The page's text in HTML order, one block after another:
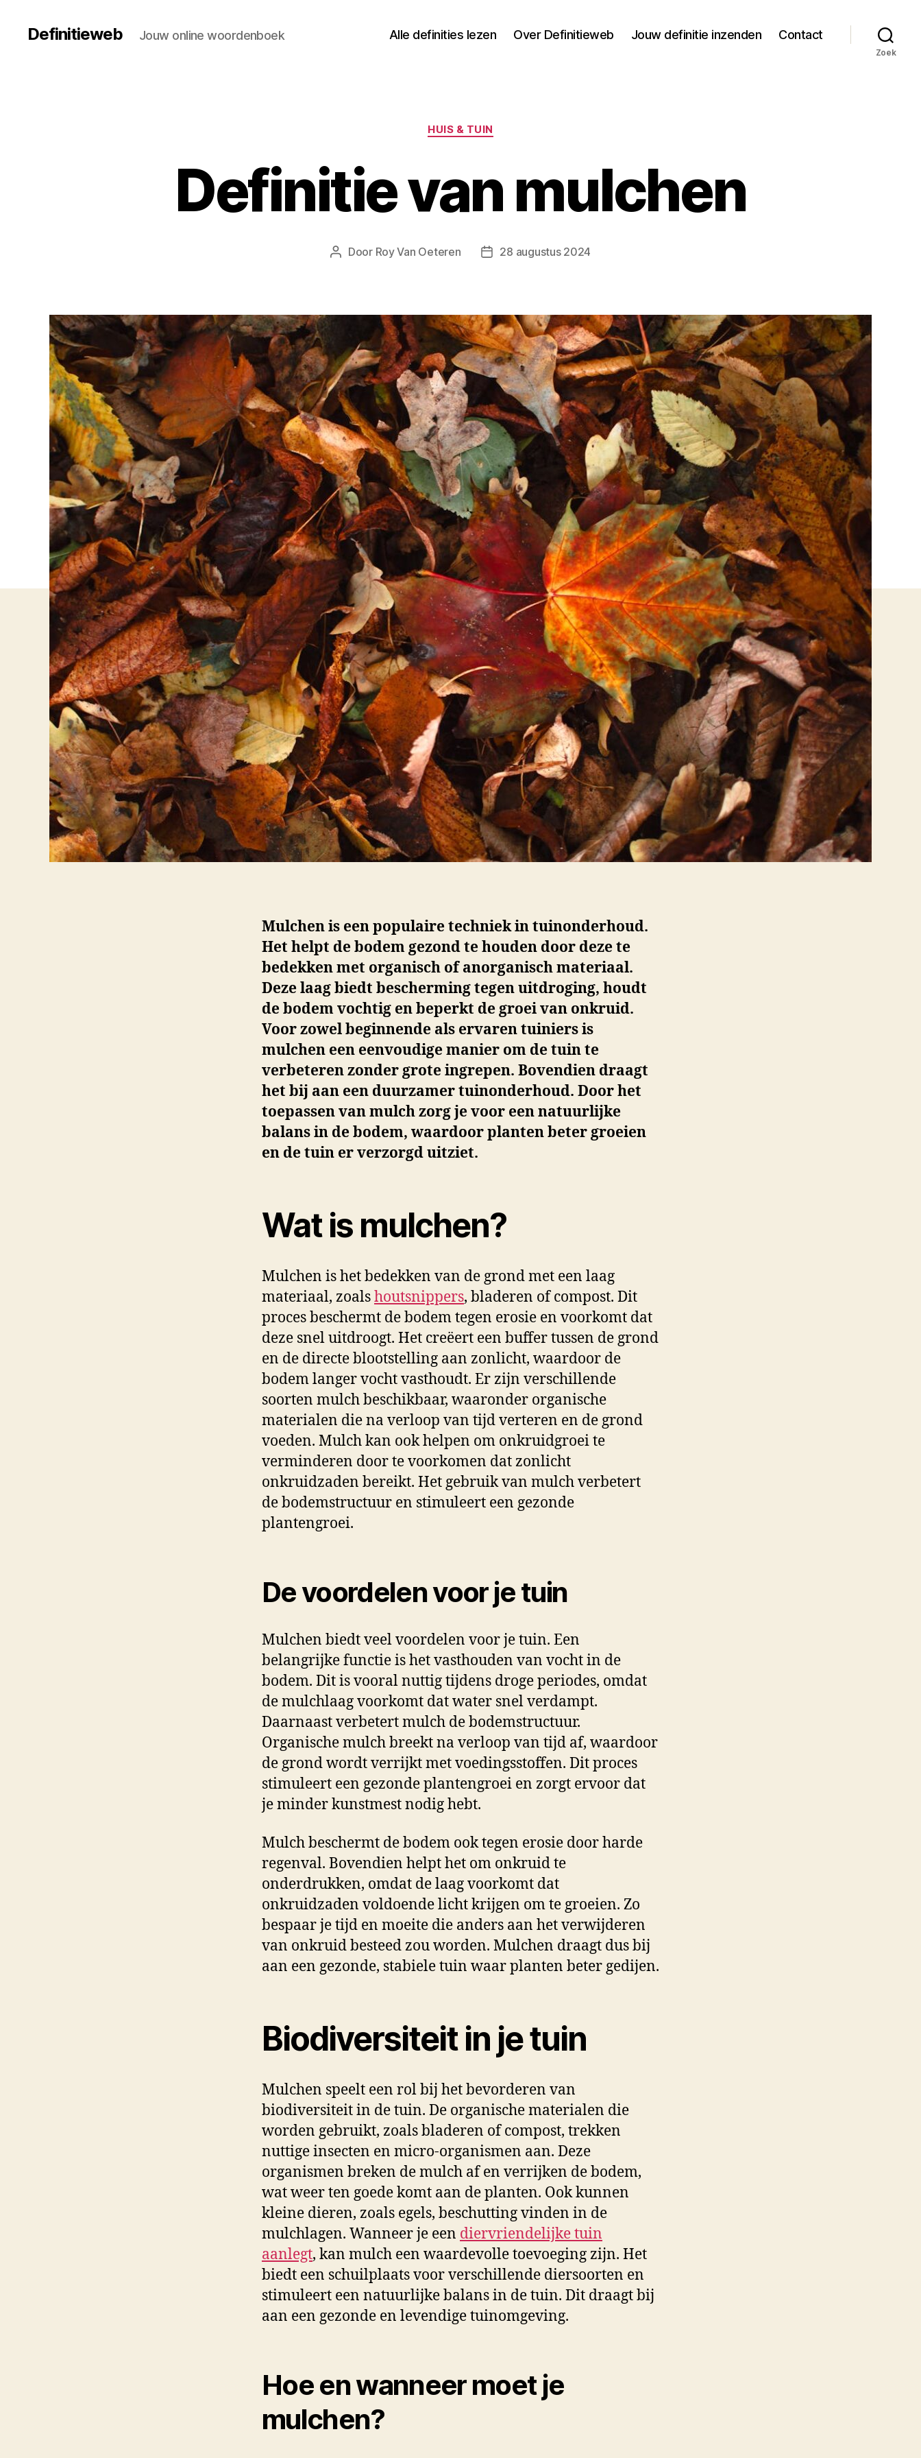
Definitieweb Jouw online woordenboek Alle definities lezen Over Definitieweb Jouw definitie inzenden Contact
Zoek
Categorieën
HUIS & TUIN
Definitie van mulchen
Berichtauteur
Door Roy Van Oeteren Berichtdatum
28 augustus 2024
Mulchen is een populaire techniek in tuinonderhoud.
Het helpt de bodem gezond te houden door deze te
bedekken met organisch of anorganisch materiaal.
Deze laag biedt bescherming tegen uitdroging, houdt
de bodem vochtig en beperkt de groei van onkruid.
Voor zowel beginnende als ervaren tuiniers is
mulchen een eenvoudige manier om de tuin te
verbeteren zonder grote ingrepen. Bovendien draagt
het bij aan een duurzamer tuinonderhoud. Door het
toepassen van mulch zorg je voor een natuurlijke
balans in de bodem, waardoor planten beter groeien
en de tuin er verzorgd uitziet.
Wat is mulchen?
Mulchen is het bedekken van de grond met een laag
materiaal, zoalshoutsnippers, bladeren of compost. Dit
proces beschermt de bodem tegen erosie en voorkomt dat
deze snel uitdroogt. Het creëert een buffer tussen de grond
en de directe blootstelling aan zonlicht, waardoor de
bodem langer vocht vasthoudt. Er zijn verschillende
soorten mulch beschikbaar, waaronder organische
materialen die na verloop van tijd verteren en de grond
voeden. Mulch kan ook helpen om onkruidgroei te
verminderen door te voorkomen dat zonlicht
onkruidzaden bereikt. Het gebruik van mulch verbetert
de bodemstructuur en stimuleert een gezonde
plantengroei.
De voordelen voor je tuin
Mulchen biedt veel voordelen voor je tuin. Een
belangrijke functie is het vasthouden van vocht in de
bodem. Dit is vooral nuttig tijdens droge periodes, omdat
de mulchlaag voorkomt dat water snel verdampt.
Daarnaast verbetert mulch de bodemstructuur.
Organische mulch breekt na verloop van tijd af, waardoor
de grond wordt verrijkt met voedingsstoffen. Dit proces
stimuleert een gezonde plantengroei en zorgt ervoor dat
je minder kunstmest nodig hebt.
Mulch beschermt de bodem ook tegen erosie door harde
regenval. Bovendien helpt het om onkruid te
onderdrukken, omdat de laag voorkomt dat
onkruidzaden voldoende licht krijgen om te groeien. Zo
bespaar je tijd en moeite die anders aan het verwijderen
van onkruid besteed zou worden. Mulchen draagt dus bij
aan een gezonde, stabiele tuin waar planten beter gedijen.
Biodiversiteit in je tuin
Mulchen speelt een rol bij het bevorderen van
biodiversiteit in de tuin. De organische materialen die
worden gebruikt, zoals bladeren of compost, trekken
nuttige insecten en micro-organismen aan. Deze
organismen breken de mulch af en verrijken de bodem,
wat weer ten goede komt aan de planten. Ook kunnen
kleine dieren, zoals egels, beschutting vinden in de
mulchlagen. Wanneer je een diervriendelijke tuin
aanlegt, kan mulch een waardevolle toevoeging zijn. Het
biedt een schuilplaats voor verschillende diersoorten en
stimuleert een natuurlijke balans in de tuin. Dit draagt bij
aan een gezonde en levendige tuinomgeving.
Hoe en wanneer moet je
mulchen?